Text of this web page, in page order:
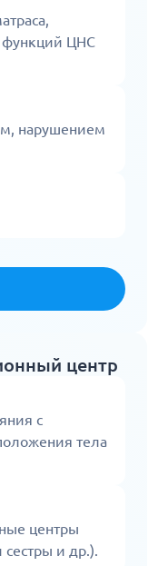
функций ЦНС
нарушением
центр
с
тела
центры
и др.).